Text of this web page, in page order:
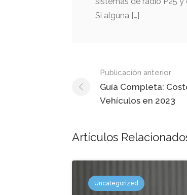
Si alguna […]
Mensaje
de
navegación
Publicación anterior
Guía Completa:
Vehículos en 2023
Artículos
Uncategorized